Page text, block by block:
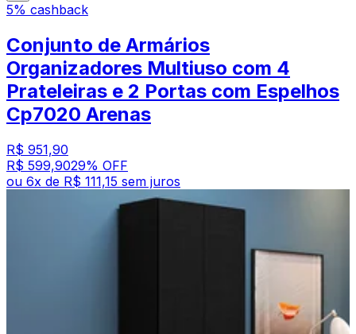
5% cashback
Conjunto de Armários
Organizadores Multiuso com 4
Prateleiras e 2 Portas com Espelhos
Cp7020 Arenas
R$ 951,90
R$ 599,9029% OFF
ou 6x de R$ 111,15 sem juros